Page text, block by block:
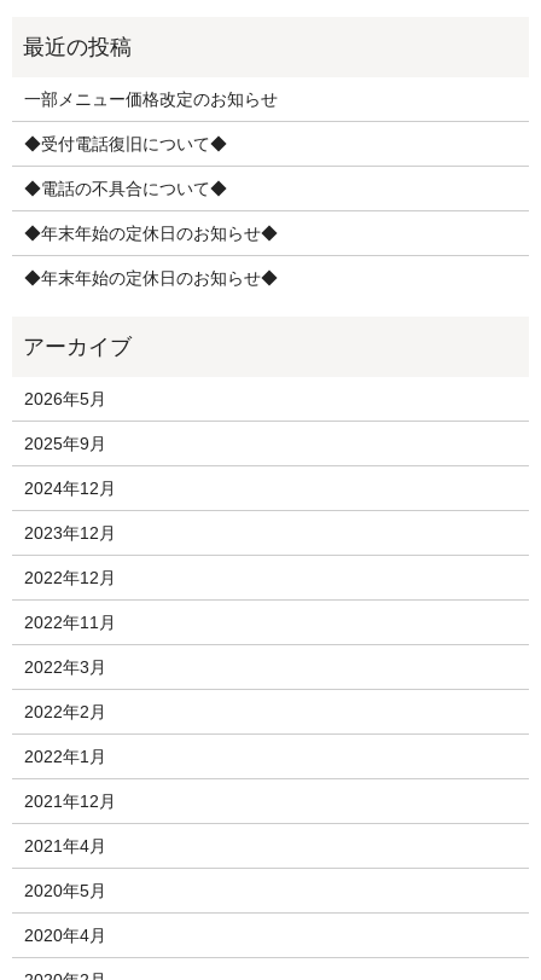
一部メニュー価格改定のお知らせ
◆受付電話復旧について◆
◆電話の不具合について◆
◆年末年始の定休日のお知らせ◆
◆年末年始の定休日のお知らせ◆
2026年5月
2025年9月
2024年12月
2023年12月
2022年12月
2022年11月
2022年3月
2022年2月
2022年1月
2021年12月
2021年4月
2020年5月
2020年4月